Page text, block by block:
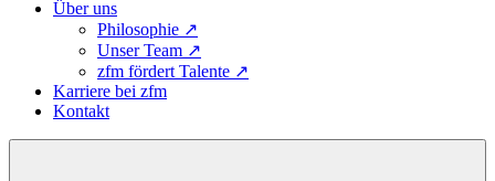
Über uns
Philosophie ↗
Unser Team ↗
zfm fördert Talente ↗
Karriere bei zfm
Kontakt